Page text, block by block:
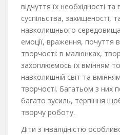
відчуття їх необхідності
суспільства, захищеності,
навколишнього
емоції, враження, почуття
творчості: в малюнках,
захоплюємось їх вмінням
навколишній світ та
творчості. Багатьом з них
багато зусиль, терпіння
творчу роботу.
Діти з інвалідністю